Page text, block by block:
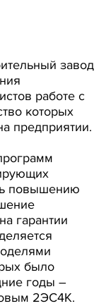
завод
работе с
которых
предприятии.
повышению
гарантии
было
годы –
2ЭС4К.